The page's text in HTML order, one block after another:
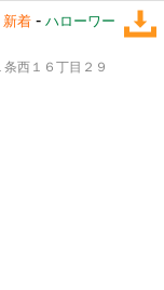
新着 - ハローワー
西１６丁目２９